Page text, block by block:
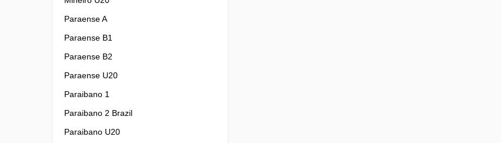
Paraense A
Paraense B1
Paraense B2
Paraense U20
Paraibano 1
Paraibano 2 Brazil
Paraibano U20